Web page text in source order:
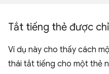
Tắt tiếng thẻ được
Ví dụ này cho thấy cách
thái tắt tiếng cho một thẻ